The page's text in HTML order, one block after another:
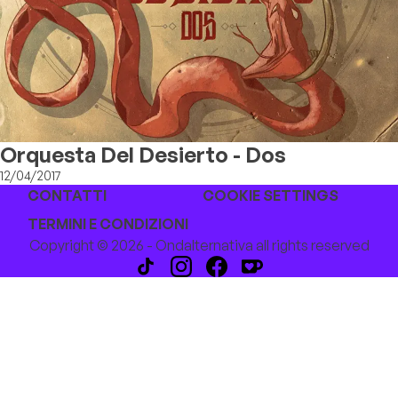
Orquesta Del Desierto - Dos
12/04/2017
CONTATTI
COOKIE SETTINGS
TERMINI E CONDIZIONI
Copyright © 2026 - Ondalternativa all rights reserved